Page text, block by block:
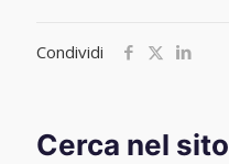
Condividi
Cerca nel sito